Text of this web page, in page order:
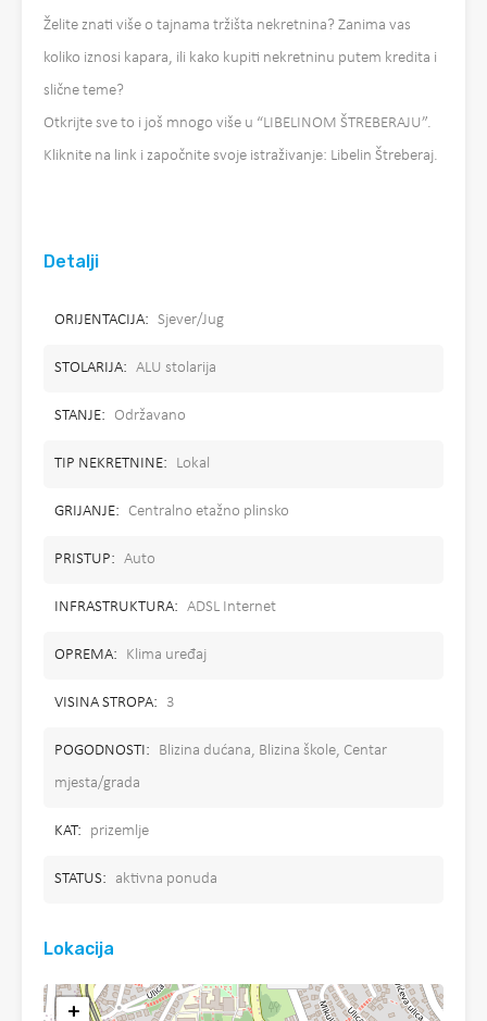
Želite znati više o tajnama tržišta nekretnina? Zanima vas
koliko iznosi kapara, ili kako kupiti nekretninu putem kredita i
slične teme?
Otkrijte sve to i još mnogo više u “LIBELINOM ŠTREBERAJU”.
Kliknite na link i započnite svoje istraživanje: Libelin Štreberaj.
Detalji
ORIJENTACIJA: Sjever/Jug
STOLARIJA: ALU stolarija
STANJE: Održavano
TIP NEKRETNINE: Lokal
GRIJANJE: Centralno etažno plinsko
PRISTUP: Auto
INFRASTRUKTURA: ADSL Internet
OPREMA: Klima uređaj
VISINA STROPA: 3
POGODNOSTI:
Blizina dućana, Blizina škole, Centar
mjesta/grada
KAT: prizemlje
STATUS: aktivna ponuda
Lokacija
+